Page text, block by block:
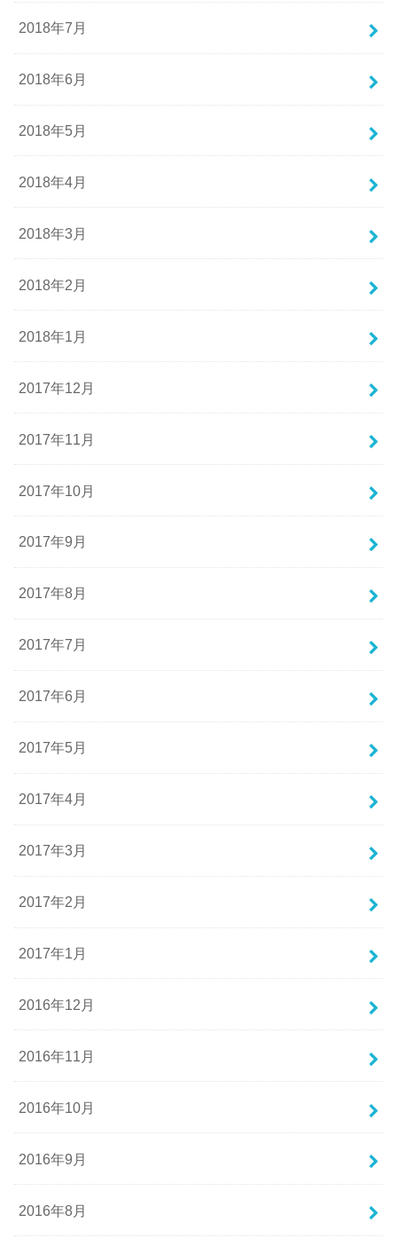
2018年7月
2018年6月
2018年5月
2018年4月
2018年3月
2018年2月
2018年1月
2017年12月
2017年11月
2017年10月
2017年9月
2017年8月
2017年7月
2017年6月
2017年5月
2017年4月
2017年3月
2017年2月
2017年1月
2016年12月
2016年11月
2016年10月
2016年9月
2016年8月